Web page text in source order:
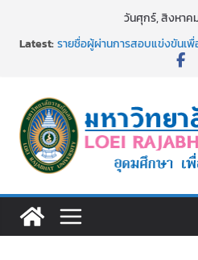
วันศุกร์, สิงหาค
Latest:รายชื่อผู้ผ่านการสอบแข่งขันเพื่
สังกัดมหาวิทยาลัยราชภัฏเลย
สนับสนุน สังกัดมหาวิทยาลัยรา
อธิการบดี มรภ.เลย ร่วมประชุ
ประจำปีงบประมาณ พ.ศ. 2570
ประกาศผู้ชนะการเสนอราคา
๑,๙๗๒ ชุด โดยวิธีเฉพาะเจาะจง
บำเพ็ญสาธารณกุศล 69